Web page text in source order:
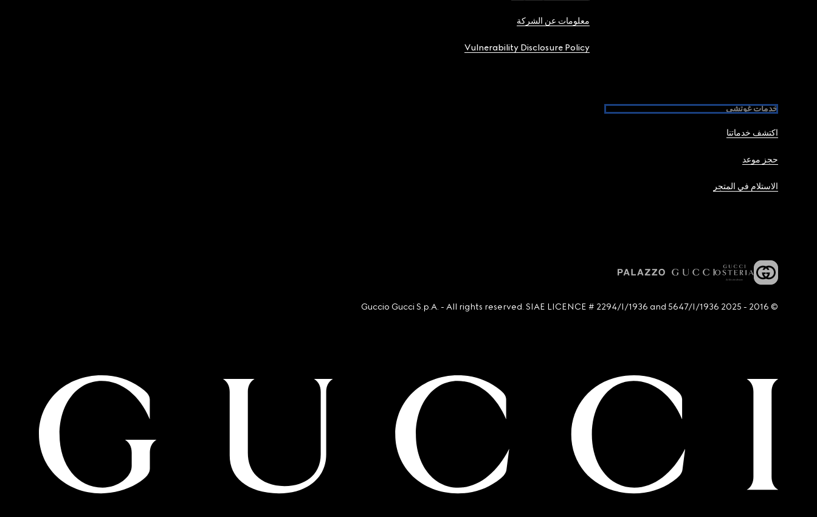
معلومات عن الشركة
Vulnerability Disclosure Policy
خدمات غوتشي
اكتشف خدماتنا
حجز موعد
الاستلام في المتجر
© 2016 - 2025 Guccio Gucci S.p.A. - All rights reserved. SIAE LICENCE # 2294/I/1936 and 5647/I/1936